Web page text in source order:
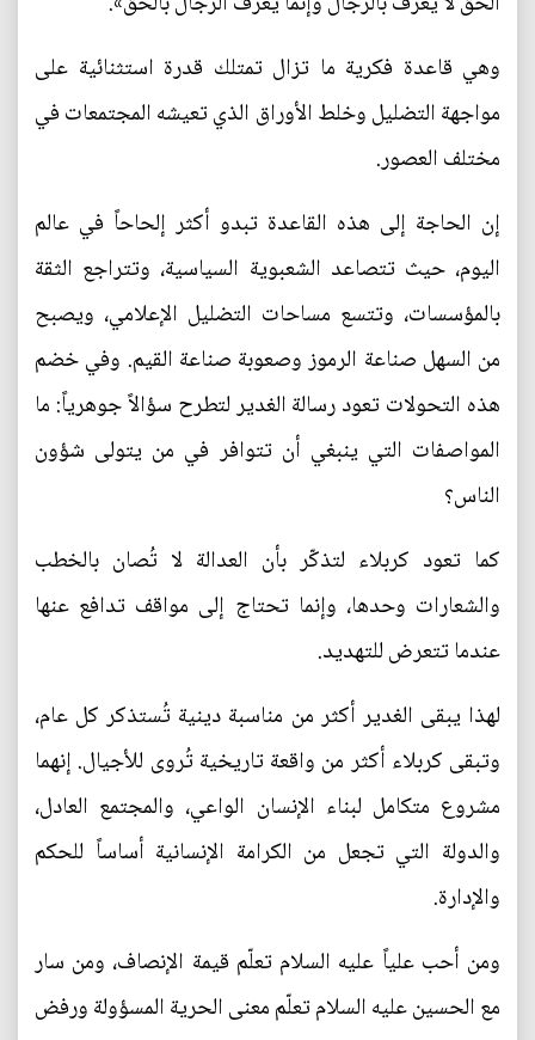
وهي قاعدة فكرية ما تزال تمتلك قدرة استثنائية على
مواجهة التضليل وخلط الأوراق الذي تعيشه المجتمعات في
مختلف العصور.
إن الحاجة إلى هذه القاعدة تبدو أكثر إلحاحاً في عالم
اليوم، حيث تتصاعد الشعبوية السياسية، وتتراجع الثقة
بالمؤسسات، وتتسع مساحات التضليل الإعلامي، ويصبح
من السهل صناعة الرموز وصعوبة صناعة القيم. وفي خضم
هذه التحولات تعود رسالة الغدير لتطرح سؤالاً جوهرياً: ما
المواصفات التي ينبغي أن تتوافر في من يتولى شؤون
الناس؟
كما تعود كربلاء لتذكّر بأن العدالة لا تُصان بالخطب
والشعارات وحدها، وإنما تحتاج إلى مواقف تدافع عنها
عندما تتعرض للتهديد.
لهذا يبقى الغدير أكثر من مناسبة دينية تُستذكر كل عام،
وتبقى كربلاء أكثر من واقعة تاريخية تُروى للأجيال. إنهما
مشروع متكامل لبناء الإنسان الواعي، والمجتمع العادل،
والدولة التي تجعل من الكرامة الإنسانية أساساً للحكم
والإدارة.
ومن أحب علياً عليه السلام تعلّم قيمة الإنصاف، ومن سار
مع الحسين عليه السلام تعلّم معنى الحرية المسؤولة ورفض